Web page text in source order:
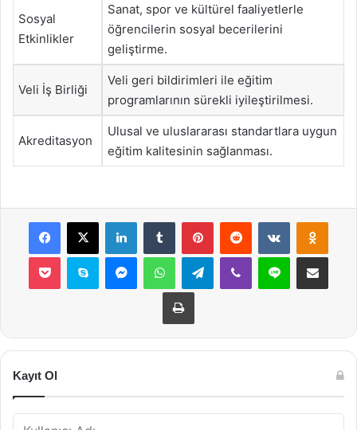
Sosyal
Etkinlikler
Sanat, spor ve kültürel faaliyetlerle
öğrencilerin sosyal becerilerini
geliştirme.
Veli İş Birliği
Veli geri bildirimleri ile eğitim
programlarının sürekli iyileştirilmesi.
Akreditasyon
Ulusal ve uluslararası standartlara uygun
eğitim kalitesinin sağlanması.
Facebook
X LinkedInTumblr PinterestReddit VKontakte
Pocket Skype MessengerWhatsAppTelegramViber Line E-Posta ile
Yazdır
Kayıt Ol